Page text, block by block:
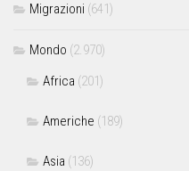
Migrazioni (641)
Mondo (2.970)
Africa (201)
Americhe (189)
Asia (136)